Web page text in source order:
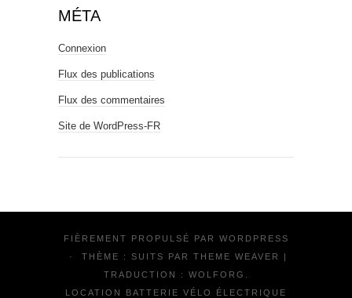
MÉTA
Connexion
Flux des publications
Flux des commentaires
Site de WordPress-FR
FIÈREMENT PROPULSÉ PAR WORDPRESS
·
THÈME : SUITS PAR THEME WEAVER
|
TRADUCTION : WOLFORG
LOCATION BATTERIE VÉLO ÉLECTRIQUE